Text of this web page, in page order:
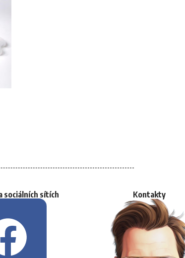
sociálních sítích Kontakty